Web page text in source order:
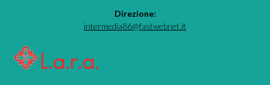
Direzione:
intermedia86@fastwebnet.it